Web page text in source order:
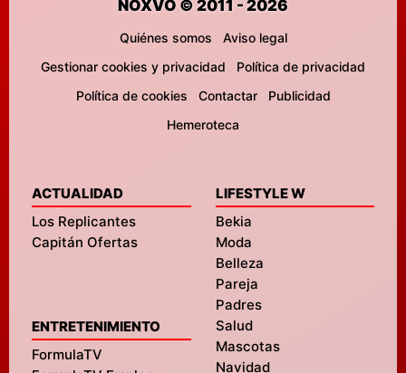
NOXVO © 2011 - 2026
Quiénes somos
Aviso legal
Gestionar cookies y privacidad
Política de privacidad
Política de cookies
Contactar
Publicidad
Hemeroteca
ACTUALIDAD
Los Replicantes
Capitán Ofertas
ENTRETENIMIENTO
FormulaTV
LIFESTYLE W
Bekia
Moda
Belleza
Pareja
Padres
Salud
Mascotas
Navidad